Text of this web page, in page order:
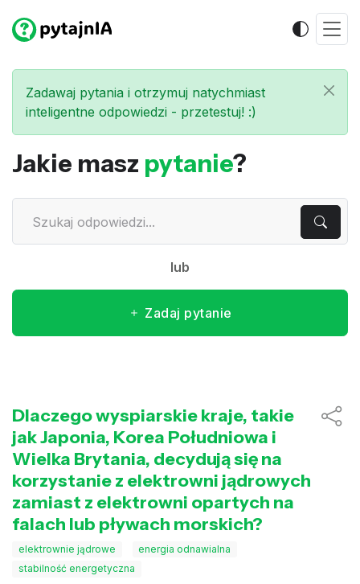
Zadawaj pytania i otrzymuj natychmiast
inteligentne odpowiedzi - przetestuj! :)
Jakie masz pytanie?
lub
Zadaj pytanie
Dlaczego wyspiarskie kraje, takie
jak Japonia, Korea Południowa i
Wielka Brytania, decydują się na
korzystanie z elektrowni jądrowych
zamiast z elektrowni opartych na
falach lub pływach morskich?
elektrownie jądrowe
energia odnawialna
stabilność energetyczna